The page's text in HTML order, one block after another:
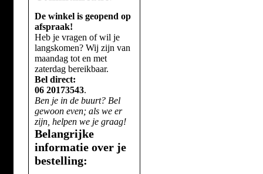
De winkel is geopend op
afspraak!
Heb je vragen of wil je
langskomen? Wij zijn van
maandag tot en met
zaterdag bereikbaar.
Bel direct:
06 20173543.
Ben je in de buurt? Bel
gewoon even; als we er
zijn, helpen we je graag!
Belangrijke
informatie over je
bestelling: